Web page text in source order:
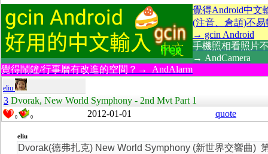
覺得Android中文
(注音、倉頡)不易
→ gcin Android
手機照相看照片
→ AndCamera
覺得鬧鐘/行事曆有改進的空間？→ AndAlarm
eliu
3 Dvorak, New World Symphony - 2nd Mvt Part 1
0 0 2012-01-01 quote
eliu
Dvorak(德弗扎克) New World Symphony (新世界交響曲)